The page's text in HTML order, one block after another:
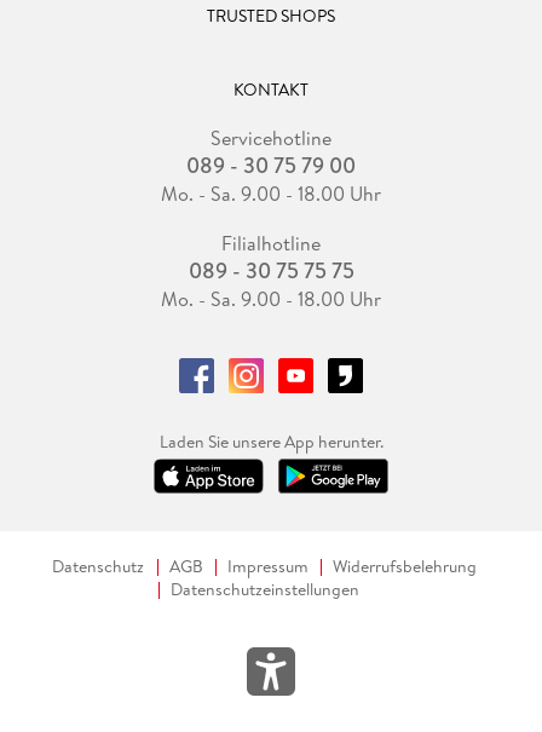
TRUSTED SHOPS
KONTAKT
Servicehotline
089 - 30 75 79 00
Mo. - Sa. 9.00 - 18.00 Uhr
Filialhotline
089 - 30 75 75 75
Mo. - Sa. 9.00 - 18.00 Uhr
Laden Sie unsere App herunter.
Datenschutz AGB Impressum
Widerrufsbelehrung
Datenschutzeinstellungen